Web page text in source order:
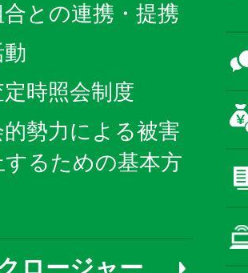
との連携・提携
動
時照会制度
的勢力による被害
するための基本方